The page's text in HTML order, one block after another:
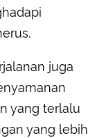
juga
yang terlalu
yang lebih